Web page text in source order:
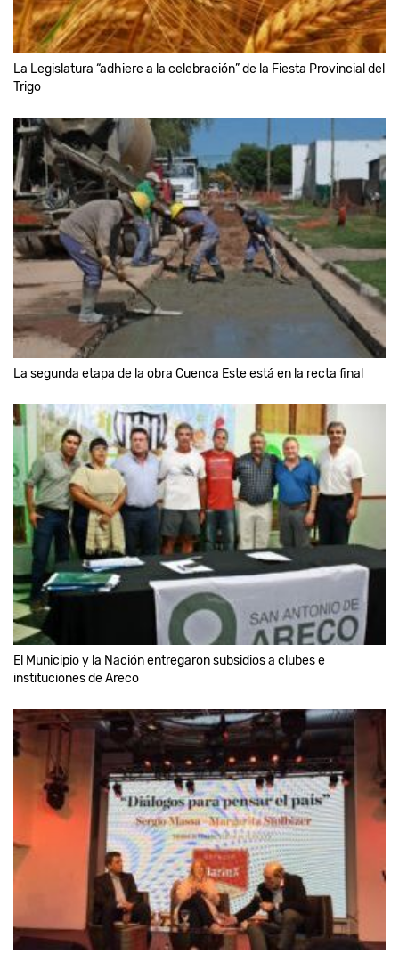
La Legislatura “adhiere a la celebración” de la Fiesta Provincial del
Trigo
La segunda etapa de la obra Cuenca Este está en la recta final
El Municipio y la Nación entregaron subsidios a clubes e
instituciones de Areco